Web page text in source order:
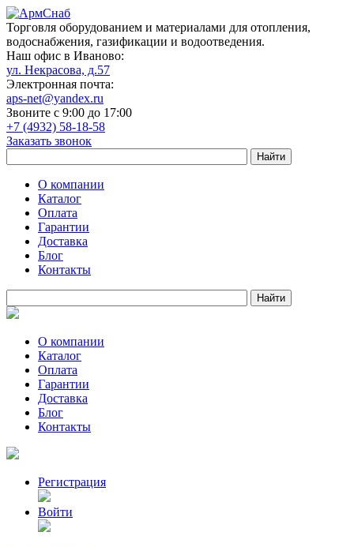
Торговля оборудованием и материалами для отопления,
водоснабжения, газификации и водоотведения.
Наш офис в Иваново:
ул. Некрасова, д.57
Электронная почта:
aps-net@yandex.ru
Звоните с 9:00 до 17:00
+7 (4932) 58-18-58
Заказать звонок
О компании
Каталог
Оплата
Гарантии
Доставка
Блог
Контакты
О компании
Каталог
Оплата
Гарантии
Доставка
Блог
Контакты
Регистрация
Войти